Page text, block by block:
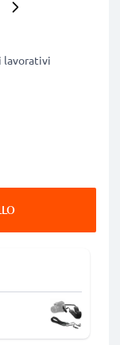
lavorativi